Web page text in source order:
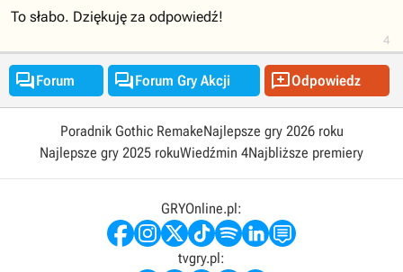
4
To słabo. Dziękuję za odpowiedź!
Forum Forum Gry Akcji Odpowiedz
Poradnik Gothic RemakeNajlepsze gry 2026 roku
Najlepsze gry 2025 rokuWiedźmin 4Najbliższe premiery
GRYOnline.pl:
tvgry.pl: